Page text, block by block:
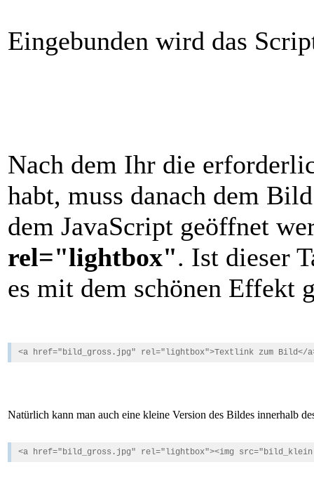
Eingebunden wird das
Nach dem Ihr die
habt, muss danach dem
dem JavaScript geöffnet
rel="lightbox". Ist dieser
es mit dem schönen Effekt
<a href="bild_gross.jpg" rel="lightbox">Textlink zum Bild</
Natürlich kann man auch eine kleine Version des Bildes innerhalb
<a href="bild_gross.jpg" rel="lightbox"><img